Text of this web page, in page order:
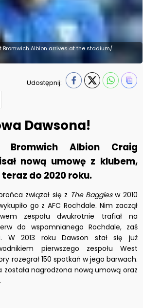
Bromwich Albion arrives at the stadium/
Udostępnij:
Dawsona!
Bromwich Albion Craig
nową umowę z klubem,
do 2020 roku.
związał się z The Baggiesw 2010
go z AFC Rochdale. Nim zaczął
zespołu dwukrotnie trafiał na
do wspomnianego Rochdale, zaś
W 2013 roku Dawson stał się już
pierwszego zespołu West
rozegrał 150 spotkań w jego barwach.
została nagrodzona nową umową oraz